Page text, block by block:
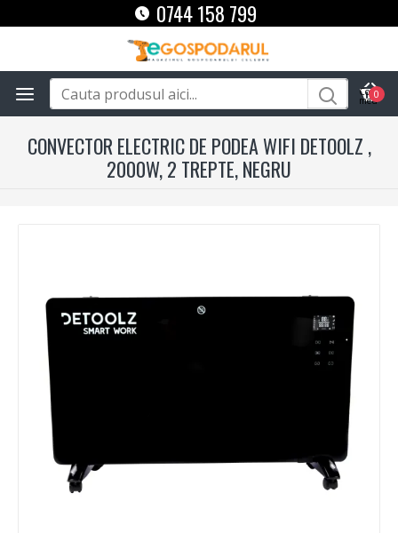
0744 158 799
0
CONVECTOR ELECTRIC DE PODEA WIFI DETOOLZ ,
2000W, 2 TREPTE, NEGRU